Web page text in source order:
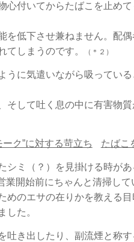
心付いてからたばこを止め
を低下させ兼ねません。配
てしまうのです。
（＊２）
うに気遣いながら吸ってい
そして吐く息の中に有害物
ク”に対する苛立ち たばこ
シミ（？）を見掛ける時が
業開始前にちゃんと清掃し
めのエサの在りかを教える
した。
き出したり、副流煙と称す